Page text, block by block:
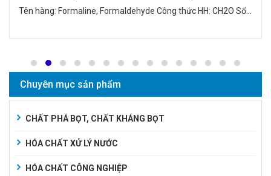
Tên hàng: Formaline, Formaldehyde Công thức HH: CH2O Số...
Chuyên mục sản phẩm
CHẤT PHÁ BỌT, CHẤT KHÁNG BỌT
HÓA CHẤT XỬ LÝ NƯỚC
HÓA CHẤT CÔNG NGHIỆP